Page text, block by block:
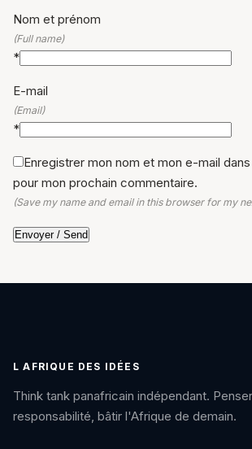
Nom et prénom
(Full name)
*
E-mail
(Email)
*
Enregistrer mon nom et mon e-mail
pour mon prochain commentaire.
(Save my name and email in this browser for my
L AFRIQUE DES IDÉES
Think tank panafricain indépendant.
responsabilité, bâtir l'Afrique de demain.